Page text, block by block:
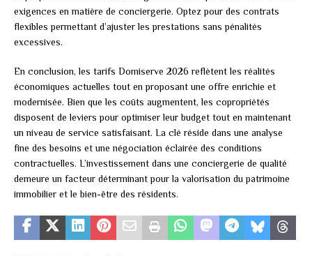
exigences en matière de conciergerie. Optez pour des contrats
flexibles permettant d’ajuster les prestations sans pénalités
excessives.
En conclusion, les tarifs Domiserve 2026 reflètent les réalités
économiques actuelles tout en proposant une offre enrichie et
modernisée. Bien que les coûts augmentent, les copropriétés
disposent de leviers pour optimiser leur budget tout en maintenant
un niveau de service satisfaisant. La clé réside dans une analyse
fine des besoins et une négociation éclairée des conditions
contractuelles. L’investissement dans une conciergerie de qualité
demeure un facteur déterminant pour la valorisation du patrimoine
immobilier et le bien-être des résidents.